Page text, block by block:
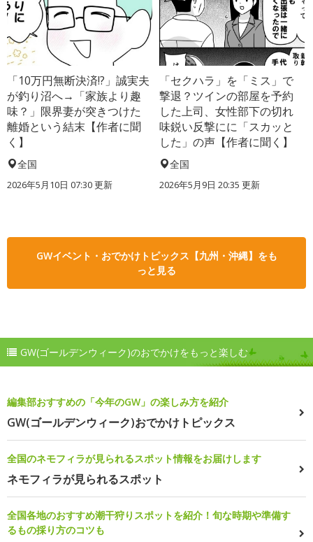
「10万円無断決済!?」誠実夫
が釣り沼へ→「家族より趣
味？」限界妻が突きつけた
離婚という結末【作者に聞
く】
全国
2026年5月10日 07:30 更新
「セクハラ」を「ミス」で
撃退？ツインの部屋を予約
した上司、女性部下の切れ
味鋭い反撃にに「スカッと
した」の声【作者に聞く】
全国
2026年5月9日 20:35 更新
GWイベント・おでかけトピックス【九州・沖縄】をも
っと見る
GW(ゴールデンウィーク)のおでかけをもっと楽しむ
編集部おすすめの「今年のGW」の楽しみ方を紹介
GW(ゴールデンウィーク)おでかけトピックス
全国のネモフィラが見られるスポット情報をお届けします
ネモフィラが見られるスポット
全国各地のおすすめ潮干狩りスポットを紹介！旬な時期や準備す
るもの採り方のコツも